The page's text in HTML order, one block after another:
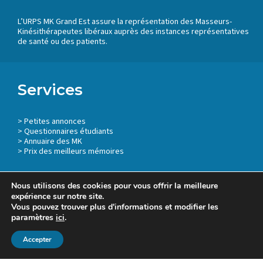
L’URPS MK Grand Est assure la représentation des Masseurs-
Kinésithérapeutes libéraux auprès des instances représentatives
de santé ou des patients.
Services
> Petites annonces
> Questionnaires étudiants
> Annuaire des MK
> Prix des meilleurs mémoires
Mentions légales
Nous utilisons des cookies pour vous offrir la meilleure
expérience sur notre site.
Vous pouvez trouver plus d'informations et modifier les
paramètres ici.
Accepter